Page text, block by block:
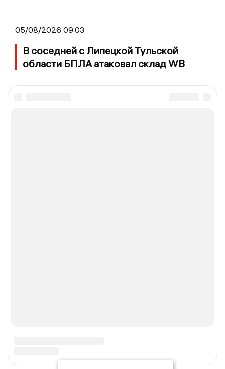
05/08/2026 09:03
В соседней с Липецкой Тульской
области БПЛА атаковал склад WB